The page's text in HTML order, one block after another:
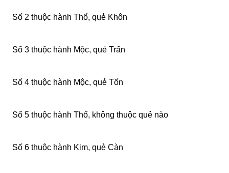
Số 2 thuộc hành Thổ, quẻ Khôn
Số 3 thuộc hành Mộc, quẻ Trấn
Số 4 thuộc hành Mộc, quẻ Tốn
Số 5 thuộc hành Thổ, không thuộc quẻ nào
Số 6 thuộc hành Kim, quẻ Càn